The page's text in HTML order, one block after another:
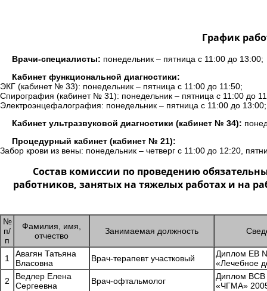
График
Врачи-специалисты: понедельник – пятница с 11:00 до 13:00;
Кабинет функциональной диагностики:
ЭКГ (кабинет № 33): понедельник – пятница с 11:00 до 11:50;
Спирография (кабинет № 31): понедельник – пятница с 11:00 до
Электроэнцефалография: понедельник – пятница с 11:00 до 13:00;
Кабинет ультразвуковой диагностики (кабинет № 34):
Процедурный кабинет (кабинет № 21):
Забор крови из вены: понедельник – четверг с 11:00 до 12:20,
Состав комиссии по проведению
работников, занятых на тяжелых работах и на
№
п/
п
Фамилия, имя,
отчество
Занимаемая должность
1
Авагян Татьяна
Власовна
Врач-терапевт участковый
Диплом ЕВ
«Лечебное
2
Ведлер Елена
Сергеевна
Врач-офтальмолог
Диплом
«ЧГМА»